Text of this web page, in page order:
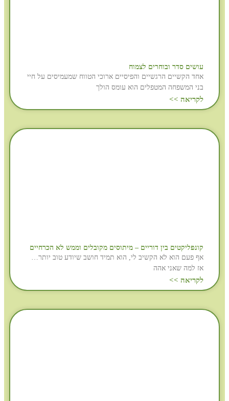
עושים סדר ובוחרים לצמוח
אחד הקשיים הרגשיים והפיסיים ארוכי הטווח שמעמיסים על חיי
בני המשפחה המטפלים הוא עומס הולך
לקריאה >>
קונפליקטים בין דוריים – מיתוסים מקובלים וממש לא הכרחיים
אף פעם הוא לא הקשיב לי, הוא תמיד חושב שיודע טוב יותר…
אז למה שאני אהה
לקריאה >>